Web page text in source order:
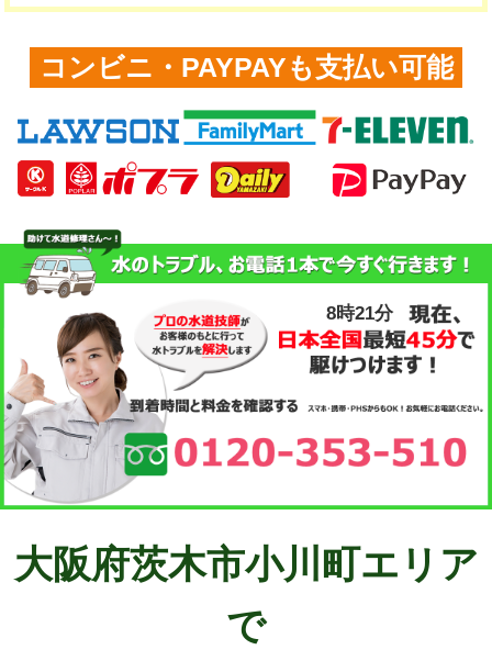
コンビニ・PAYPAYも支払い可能
8時21分
大阪府茨木市小川町エリア
で